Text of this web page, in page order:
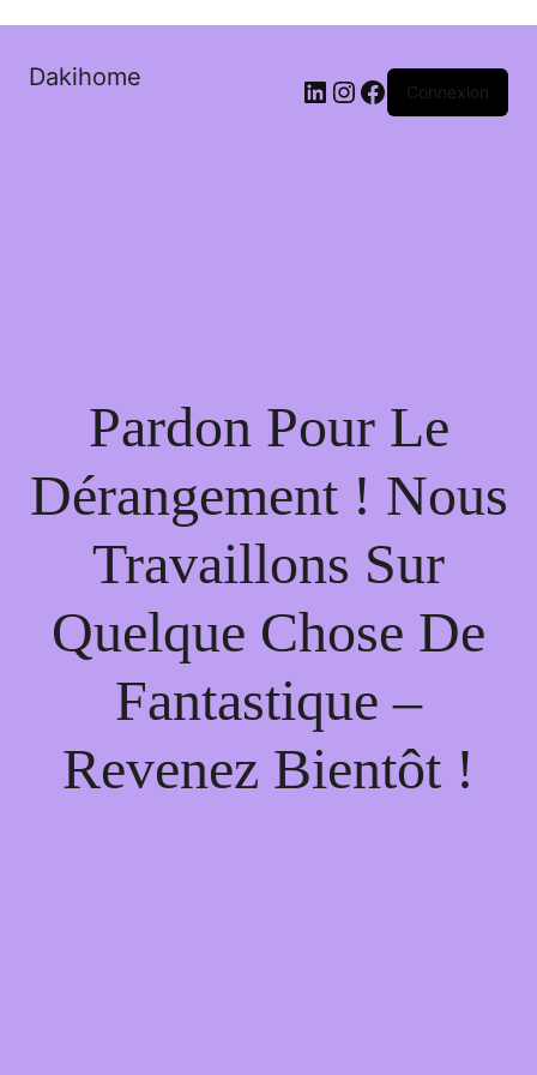
Dakihome Connexion
Pardon Pour Le
Dérangement ! Nous
Travaillons Sur
Quelque Chose De
Fantastique –
Revenez Bientôt !